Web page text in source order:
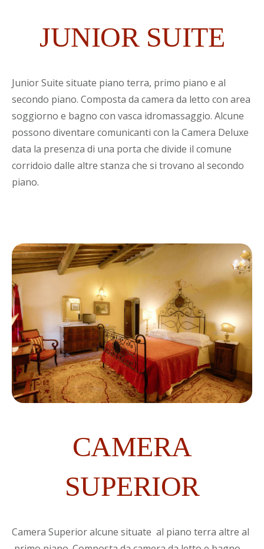
JUNIOR SUITE
Junior Suite situate piano terra, primo piano e al
secondo piano. Composta da camera da letto con area
soggiorno e bagno con vasca idromassaggio. Alcune
possono diventare comunicanti con la Camera Deluxe
data la presenza di una porta che divide il comune
corridoio dalle altre stanza che si trovano al secondo
piano.
CAMERA
SUPERIOR
Camera Superior alcune situate al piano terra altre al